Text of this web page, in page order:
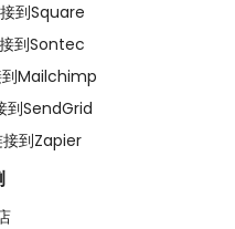
到Square
到Sontec
Mailchimp
到SendGrid
到Zapier